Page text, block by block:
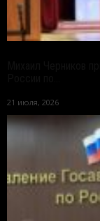
21 июля, 2026